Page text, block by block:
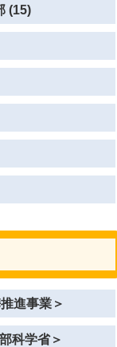
(15)
進事業＞
科学省＞